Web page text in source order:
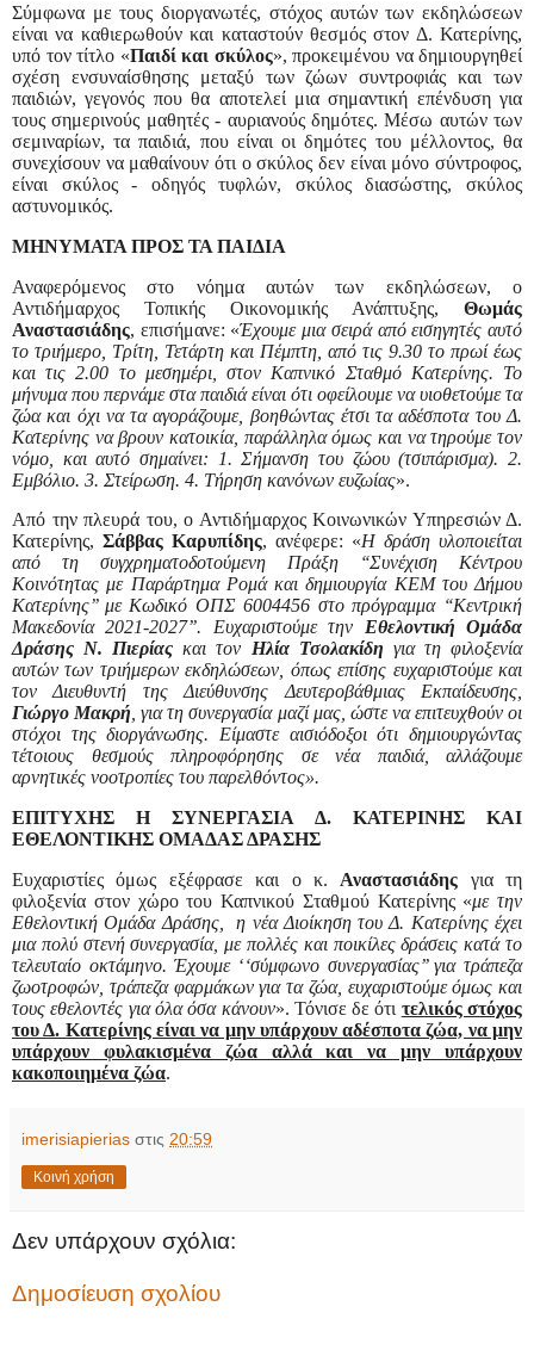
Σύμφωνα με τους διοργανωτές, στόχος αυτών των εκδηλώσεων
είναι να καθιερωθούν και καταστούν θεσμός στον Δ. Κατερίνης,
υπό τον τίτλο «Παιδί και σκύλος», προκειμένου να δημιουργηθεί
σχέση ενσυναίσθησης μεταξύ των ζώων συντροφιάς και των
παιδιών, γεγονός που θα αποτελεί μια σημαντική επένδυση για
τους σημερινούς μαθητές - αυριανούς δημότες. Μέσω αυτών των
σεμιναρίων, τα παιδιά, που είναι οι δημότες του μέλλοντος, θα
συνεχίσουν να μαθαίνουν ότι ο σκύλος δεν είναι μόνο σύντροφος,
είναι σκύλος - οδηγός τυφλών, σκύλος διασώστης, σκύλος
αστυνομικός.
ΜΗΝΥΜΑΤΑ ΠΡΟΣ ΤΑ ΠΑΙΔΙΑ
Αναφερόμενος στο νόημα αυτών των εκδηλώσεων, ο
Αντιδήμαρχος Τοπικής Οικονομικής Ανάπτυξης, Θωμάς
Αναστασιάδης, επισήμανε: «Έχουμε μια σειρά από εισηγητές αυτό
το τριήμερο, Τρίτη, Τετάρτη και Πέμπτη, από τις 9.30 το πρωί έως
και τις 2.00 το μεσημέρι, στον Καπνικό Σταθμό Κατερίνης. Το
μήνυμα που περνάμε στα παιδιά είναι ότι οφείλουμε να υιοθετούμε τα
ζώα και όχι να τα αγοράζουμε, βοηθώντας έτσι τα αδέσποτα του Δ.
Κατερίνης να βρουν κατοικία, παράλληλα όμως και να τηρούμε τον
νόμο, και αυτό σημαίνει: 1. Σήμανση του ζώου (τσιπάρισμα). 2.
Εμβόλιο. 3. Στείρωση. 4. Τήρηση κανόνων ευζωίας».
Από την πλευρά του, ο Αντιδήμαρχος Κοινωνικών Υπηρεσιών Δ.
Κατερίνης, Σάββας Καρυπίδης, ανέφερε: «Η δράση υλοποιείται
από τη συγχρηματοδοτούμενη Πράξη ‘‘Συνέχιση Κέντρου
Κοινότητας με Παράρτημα Ρομά και δημιουργία ΚΕΜ του Δήμου
Κατερίνης’’ με Κωδικό ΟΠΣ 6004456 στο πρόγραμμα ‘‘Κεντρική
Μακεδονία 2021-2027’’. Ευχαριστούμε την Εθελοντική Ομάδα
Δράσης Ν. Πιερίας και τον Ηλία Τσολακίδη για τη φιλοξενία
αυτών των τριήμερων εκδηλώσεων, όπως επίσης ευχαριστούμε και
τον Διευθυντή της Διεύθυνσης Δευτεροβάθμιας Εκπαίδευσης,
Γιώργο Μακρή, για τη συνεργασία μαζί μας, ώστε να επιτευχθούν οι
στόχοι της διοργάνωσης. Είμαστε αισιόδοξοι ότι δημιουργώντας
τέτοιους θεσμούς πληροφόρησης σε νέα παιδιά, αλλάζουμε
αρνητικές νοοτροπίες του παρελθόντος».
ΕΠΙΤΥΧΗΣ Η ΣΥΝΕΡΓΑΣΙΑ Δ. ΚΑΤΕΡΙΝΗΣ ΚΑΙ
ΕΘΕΛΟΝΤΙΚΗΣ ΟΜΑΔΑΣ ΔΡΑΣΗΣ
Ευχαριστίες όμως εξέφρασε και ο κ. Αναστασιάδης για τη
φιλοξενία στον χώρο του Καπνικού Σταθμού Κατερίνης «με την
Εθελοντική Ομάδα Δράσης,
η νέα Διοίκηση του Δ. Κατερίνης έχει
μια πολύ στενή συνεργασία, με πολλές και ποικίλες δράσεις κατά το
τελευταίο οκτάμηνο. Έχουμε ‘‘σύμφωνο συνεργασίας’’ για τράπεζα
ζωοτροφών, τράπεζα φαρμάκων για τα ζώα, ευχαριστούμε όμως και
τους εθελοντές για όλα όσα κάνουν». Τόνισε δε ότι τελικός στόχος
του Δ. Κατερίνης είναι να μην υπάρχουν αδέσποτα ζώα, να μην
υπάρχουν φυλακισμένα ζώα αλλά και να μην υπάρχουν
κακοποιημένα ζώα.
imerisiapierias στις 20:59
Κοινή χρήση
Δεν υπάρχουν σχόλια:
Δημοσίευση σχολίου